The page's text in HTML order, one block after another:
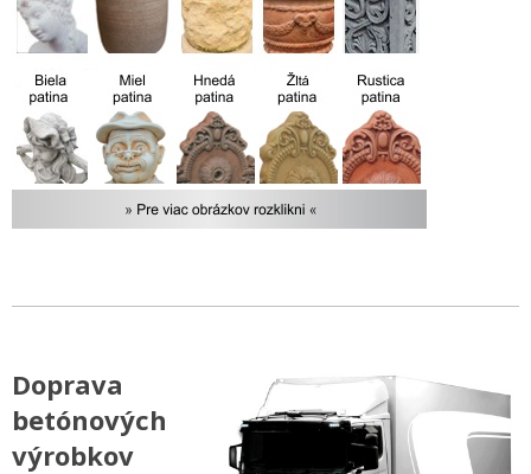
Doprava
betónových
výrobkov